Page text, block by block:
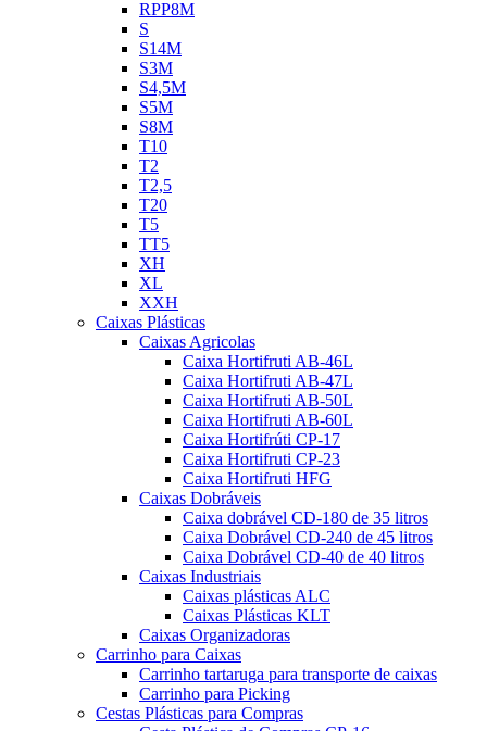
RPP8M
S
S14M
S3M
S4,5M
S5M
S8M
T10
T2
T2,5
T20
T5
TT5
XH
XL
XXH
Caixas Plásticas
Caixas Agricolas
Caixa Hortifruti AB-46L
Caixa Hortifruti AB-47L
Caixa Hortifruti AB-50L
Caixa Hortifruti AB-60L
Caixa Hortifrúti CP-17
Caixa Hortifruti CP-23
Caixa Hortifruti HFG
Caixas Dobráveis
Caixa dobrável CD-180 de 35 litros
Caixa Dobrável CD-240 de 45 litros
Caixa Dobrável CD-40 de 40 litros
Caixas Industriais
Caixas plásticas ALC
Caixas Plásticas KLT
Caixas Organizadoras
Carrinho para Caixas
Carrinho tartaruga para transporte de caixas
Carrinho para Picking
Cestas Plásticas para Compras